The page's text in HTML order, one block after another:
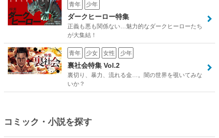
青年 少年
ダークヒーロー特集
正義も悪も関係ない…魅力的なダークヒーローたち
が大集結！
青年 少女 女性 少年
裏社会特集 Vol.2
裏切り、暴力、流れる金…。闇の世界を覗いてみな
いか？
コミック・小説を探す